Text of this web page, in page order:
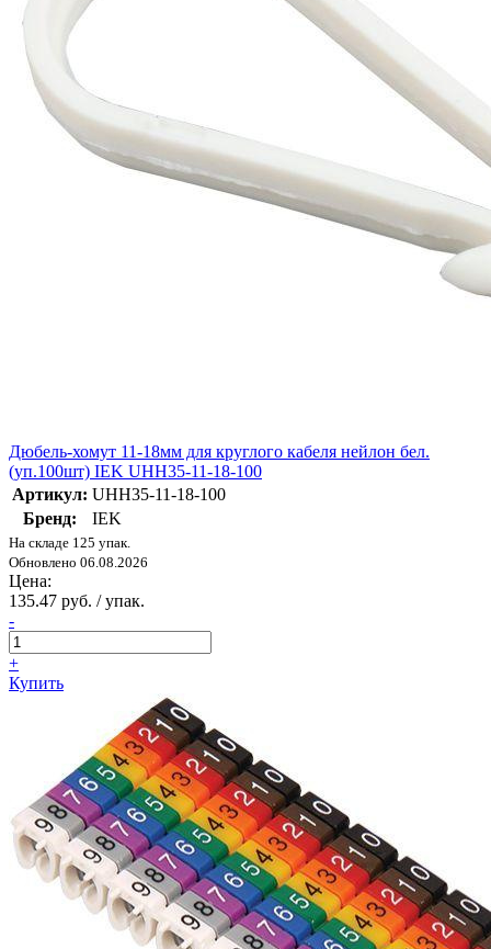
Дюбель-хомут 11-18мм для круглого кабеля нейлон бел.
(уп.100шт) IEK UHH35-11-18-100
Артикул: UHH35-11-18-100
Бренд:
IEK
На складе 125 упак.
Обновлено 06.08.2026
Цена:
135.47 руб. / упак.
-
+
Купить